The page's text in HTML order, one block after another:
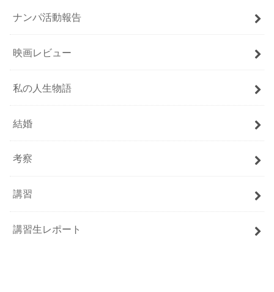
ナンパ活動報告
映画レビュー
私の人生物語
結婚
考察
講習
講習生レポート